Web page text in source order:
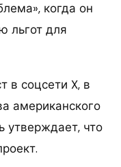
когда он
льгот для
в соцсети X, в
американского
утверждает, что